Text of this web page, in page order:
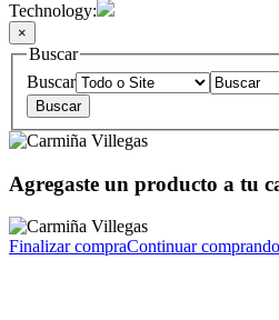
Technology:
×
Buscar
Buscar
Agregaste un producto a tu
Finalizar compraContinuar comprando